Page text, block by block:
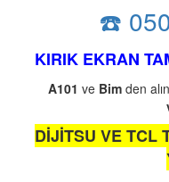
☎️
KIRIK EKRAN
A101 ve Bimden
DİJİTSU VE TCL